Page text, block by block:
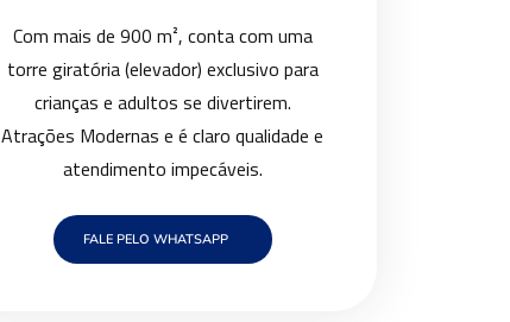
Com mais de 900 m², conta com uma
torre giratória (elevador) exclusivo para
crianças e adultos se divertirem.
Atrações Modernas e é claro qualidade e
atendimento impecáveis.
FALE PELO WHATSAPP